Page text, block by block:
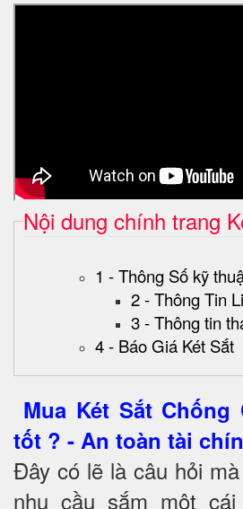
Nội dung chính trang
1 - Thông Số kỹ
2 - Thông Tin
3 - Thông tin
4 - Báo Giá Két Sắt
Mua Két Sắt Chống
tốt ? - An toàn tài
Đây có lẽ là câu hỏi
nhu cầu sắm một